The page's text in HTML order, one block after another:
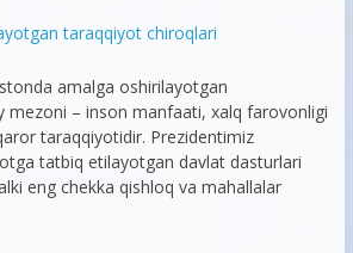
taraqqiyot chiroqlari
amalga oshirilayotgan
mezoni – inson manfaati, xalq farovonligi
taraqqiyotidir. Prezidentimiz
tatbiq etilayotgan davlat dasturlari
eng chekka qishloq va mahallalar